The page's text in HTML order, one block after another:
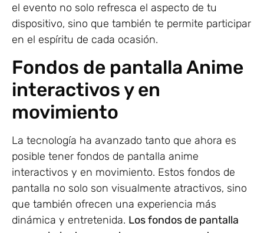
el evento no solo refresca el aspecto de tu
dispositivo, sino que también te permite participar
en el espíritu de cada ocasión.
Fondos de pantalla Anime
interactivos y en
movimiento
La tecnología ha avanzado tanto que ahora es
posible tener fondos de pantalla anime
interactivos y en movimiento. Estos fondos de
pantalla no solo son visualmente atractivos, sino
que también ofrecen una experiencia más
dinámica y entretenida. Los fondos de pantalla